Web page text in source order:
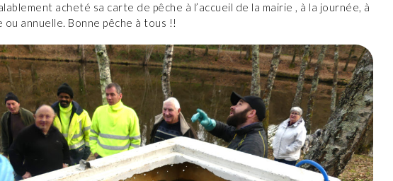
acheté sa carte de pêche à l’accueil de la mairie , à la journée, à
ou annuelle. Bonne pêche à tous !!